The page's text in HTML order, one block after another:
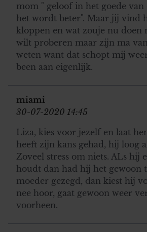
mom " geloof in het goede van
het wordt beter". Maar jij vind
kloppen en wat zouje nu doen
wilt proberen maar zijn ma
weten want dat schopt mij
been aan eigenlijk.
miami
30-07-2020 14:45
Liza, kies voor jezelf en laat
heeft zijn kans gehad, hij loog
Zoveel stress om niets. ALs hij
houdt dan had hij het gewoon
moeder gezegd, dan kiest hij
nee hoor, gaat gewoon weer
voorheen.